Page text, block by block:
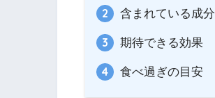
含まれている成分
期待できる効果
食べ過ぎの目安